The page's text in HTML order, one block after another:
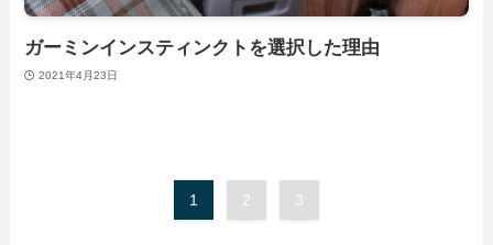
ガーミンインスティンクトを選択した理由
2021年4月23日
1 2 3